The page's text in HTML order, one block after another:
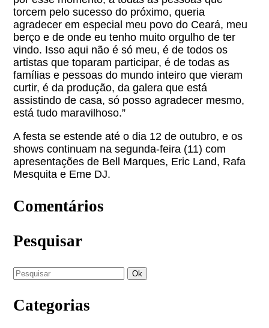
torcem pelo sucesso do próximo, queria
agradecer em especial meu povo do Ceará, meu
berço e de onde eu tenho muito orgulho de ter
vindo. Isso aqui não é só meu, é de todos os
artistas que toparam participar, é de todas as
famílias e pessoas do mundo inteiro que vieram
curtir, é da produção, da galera que está
assistindo de casa, só posso agradecer mesmo,
está tudo maravilhoso.”
A festa se estende até o dia 12 de outubro, e os
shows continuam na segunda-feira (11) com
apresentações de Bell Marques, Eric Land, Rafa
Mesquita e Eme DJ.
Comentários
Pesquisar
Categorias